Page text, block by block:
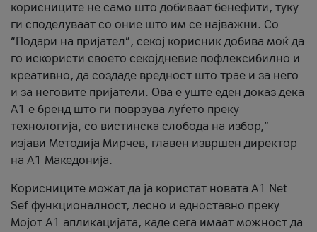
корисниците не само што добиваат бенефити, туку
ги споделуваат со оние што им се најважни. Со
“Подари на пријател”, секој корисник добива моќ да
го искористи своето секојдневие пофлексибилно и
креативно, да создаде вредност што трае и за него
и за неговите пријатели. Ова е уште еден доказ дека
А1 е бренд што ги поврзува луѓето преку
технологија, со вистинска слобода на избор,“
изјави Методија Мирчев, главен извршен директор
на А1 Македонија.
Корисниците можат да ја користат новата А1 Net
Sef функционалност, лесно и едноставно преку
Мојот А1 апликацијата, каде сега имаат можност да